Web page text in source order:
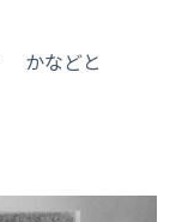
かなどと